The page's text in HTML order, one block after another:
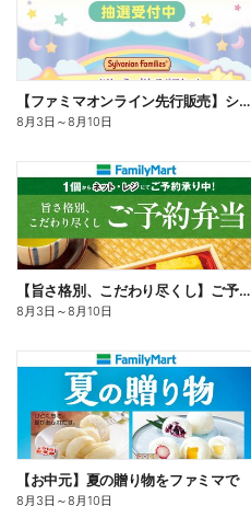
【ファミマオンライン先行販売】シルバニアファミリー
8月3日 ～8月10日
【旨さ格別、こだわり尽くし】ご予約弁当
8月3日 ～8月10日
【お中元】夏の贈り物をファミマで
8月3日 ～8月10日